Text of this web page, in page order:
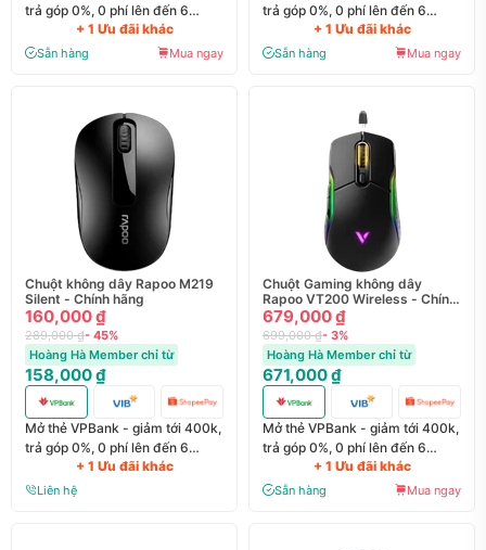
trả góp 0%, 0 phí lên đến 6
+ 1 Ưu đãi khác
Sẵn hàng Mua ngay
trả góp 0%, 0 phí lên đến 6
+ 1 Ưu đãi khác
Sẵn hàng Mua ngay
Chuột không dây Rapoo M219
Silent - Chính hãng
160,000 ₫
289,000 ₫- 45%
Hoàng Hà Member chỉ từ
158,000 ₫
Mở thẻ VPBank - giảm tới 400k,
trả góp 0%, 0 phí lên đến 6
+ 1 Ưu đãi khác
Liên hệ
Chuột Gaming không dây
Rapoo VT200 Wireless - Chính
hãng
679,000 ₫
699,000 ₫- 3%
Hoàng Hà Member chỉ từ
671,000 ₫
Mở thẻ VPBank - giảm tới 400k,
trả góp 0%, 0 phí lên đến 6
+ 1 Ưu đãi khác
Sẵn hàng Mua ngay